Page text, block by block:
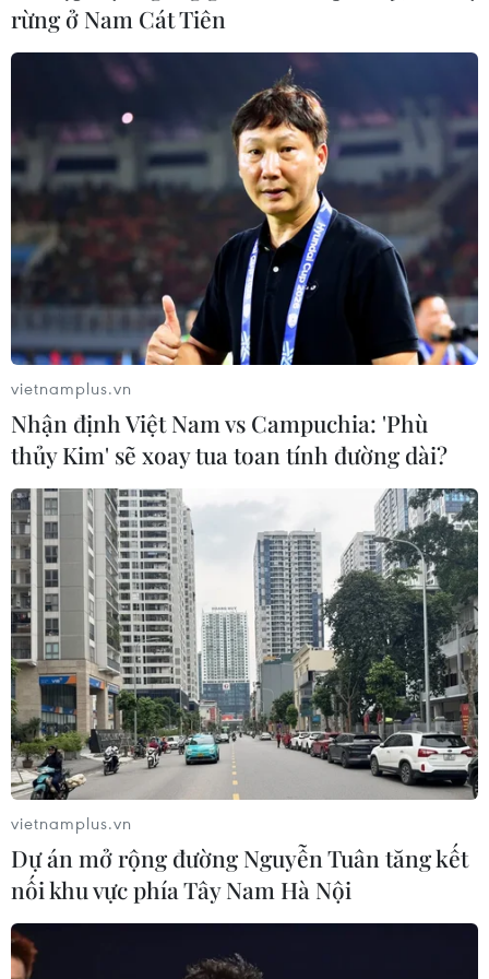
rừng ở Nam Cát Tiên
vietnamplus.vn
Nhận định Việt Nam vs Campuchia: 'Phù
thủy Kim' sẽ xoay tua toan tính đường dài?
vietnamplus.vn
Dự án mở rộng đường Nguyễn Tuân tăng kết
nối khu vực phía Tây Nam Hà Nội